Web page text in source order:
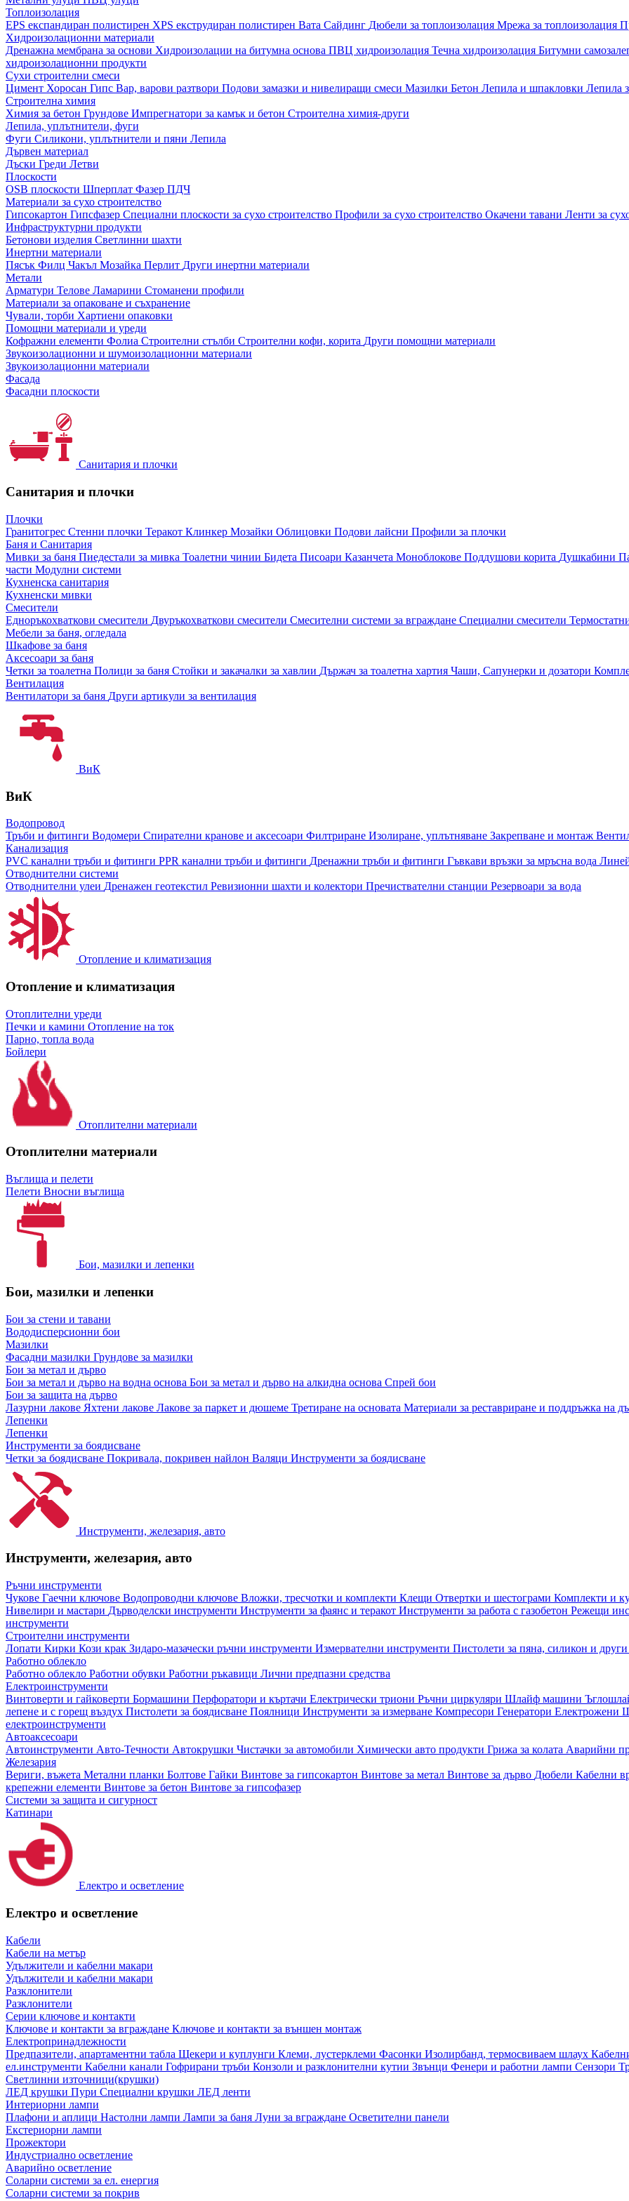
Топлоизолация
EPS експандиран полистирен XPS екструдиран полистирен Вата Сайдинг Дюбели за топлоизолация Мрежа за топлоизолация
Хидроизолационни материали
Дренажна мембрана за основи Хидроизолации на битумна основа ПВЦ хидроизолация Течна хидроизолация Битумни
хидроизолационни продукти
Сухи строителни смеси
Цимент Хоросан Гипс Вар, варови разтвори Подови замазки и нивелиращи смеси Мазилки Бетон Лепила и шпакловки Лепила
Строителна химия
Химия за бетон Грундове Импрегнатори за камък и бетон Строителна химия-други
Лепила, уплътнители, фуги
Фуги Силикони, уплътнители и пяни Лепила
Дървен материал
Дъски Греди Летви
Плоскости
OSB плоскости Шперплат Фазер ПДЧ
Материали за сухо строителство
Гипсокартон Гипсфазер Специални плоскости за сухо строителство Профили за сухо строителство Окачени тавани Ленти за
Инфраструктурни продукти
Бетонови изделия Светлинни шахти
Инертни материали
Пясък Филц Чакъл Мозайкa Перлит Други инертни материали
Метали
Арматури Телове Ламарини Стоманени профили
Материали за опаковане и съхранение
Чували, торби Хартиени опаковки
Помощни материали и уреди
Кофражни елементи Фолиа Строителни стълби Строителни кофи, корита Други помощни материали
Звукоизолационни и шумоизолационни материали
Звукоизолационни материали
Фасада
Фасадни плоскости
Санитария и плочки
Санитария и плочки
Плочки
Гранитогрес Стенни плочки Теракот Клинкер Мозайки Облицовки Подови лайсни Профили за плочки
Баня и Санитария
Мивки за баня Пиедестали за мивка Тоалетни чинии Бидета Писоари Казанчета Моноблокове Поддушови корита Душкабини
части Модулни системи
Кухненска санитария
Кухненски мивки
Смесители
Едноръкохваткови смесители Двуръкохваткови смесители Смесителни системи за вграждане Специални смесители
Мебели за баня, огледала
Шкафове за баня
Аксесоари за баня
Четки за тоалетна Полици за баня Стойки и закачалки за хавлии Държач за тоалетна хартия Чаши, Сапунерки и дозатори
Вентилация
Вентилатори за баня Други артикули за вентилация
ВиК
ВиК
Водопровод
Тръби и фитинги Водомери Спирателни кранове и аксесоари Филтриране Изолиране, уплътняване Закрепване и монтаж
Канализация
PVC канални тръби и фитинги PPR канални тръби и фитинги Дренажни тръби и фитинги Гъвкави връзки за мръсна вода
Отводнителни системи
Отводнителни улеи Дренажен геотекстил Ревизионни шахти и колектори Пречиствателни станции Резервоари за вода
Отопление и климатизация
Отопление и климатизация
Отоплителни уреди
Печки и камини Отопление на ток
Парно, топла вода
Бойлери
Отоплителни материали
Отоплителни материали
Въглища и пелети
Пелети Вносни въглища
Бои, мазилки и лепенки
Бои, мазилки и лепенки
Бои за стени и тавани
Вододисперсионни бои
Мазилки
Фасадни мазилки Грундове за мазилки
Бои за метал и дърво
Бои за метал и дърво на водна основа Бои за метал и дърво на алкидна основа Спрей бои
Бои за защита на дърво
Лазурни лакове Яхтени лакове Лакове за паркет и дюшеме Третиране на основата Материали за реставриране и поддръжка на
Лепенки
Лепенки
Инструменти за боядисване
Четки за боядисване Покривала, покривен найлон Валяци Инструменти за боядисване
Инструменти, железария, авто
Инструменти, железария, авто
Ръчни инструменти
Чукове Гаечни ключове Водопроводни ключове Вложки, тресчотки и комплекти Клещи Отвертки и шестограми Комплекти и
Нивелири и мастари Дърводелски инструменти Инструменти за фаянс и теракот Инструменти за работа с газобетон Режещи
инструменти
Строителни инструменти
Лопати Кирки Кози крак Зидаро-мазачески ръчни инструменти Измервателни инструменти Пистолети за пяна, силикон и
Работно облекло
Работно облекло Работни обувки Работни ръкавици Лични предпазни средства
Електроинструменти
Винтоверти и гайковерти Бормашини Перфоратори и къртачи Електрически триони Ръчни циркуляри Шлайф машини
лепене и с горещ въздух Пистолети за боядисване Поялници Инструменти за измерване Компресори Генератори Електрожени
електроинструменти
Автоаксесоари
Автоинструменти Авто-Течности Автокрушки Чистачки за автомобили Химически авто продукти Грижа за колата Аварийни
Железария
Вериги, въжета Метални планки Болтове Гайки Винтове за гипсокартон Винтове за метал Винтове за дърво Дюбели Кабелни
крепежни елементи Винтове за бетон Винтове за гипсофазер
Системи за защита и сигурност
Катинари
Електро и осветление
Електро и осветление
Кабели
Кабели на метър
Удължители и кабелни макари
Удължители и кабелни макари
Разклонители
Разклонители
Серии ключове и контакти
Ключове и контакти за вграждане Ключове и контакти за външен монтаж
Електропринадлежности
Предпазители, апартаментни табла Щекери и куплунги Клеми, лустерклеми Фасонки Изолирбанд, термосвиваем шлаух
ел.инструменти Кабелни канали Гофрирани тръби Конзоли и разклонителни кутии Звънци Фенери и работни лампи Сензори
Светлинни източници(крушки)
ЛЕД крушки Пури Специални крушки ЛЕД ленти
Интериорни лампи
Плафони и аплици Настолни лампи Лампи за баня Луни за вграждане Осветителни панели
Екстериорни лампи
Прожектори
Индустриално осветление
Аварийно осветление
Соларни системи за ел. енергия
Соларни системи за покрив